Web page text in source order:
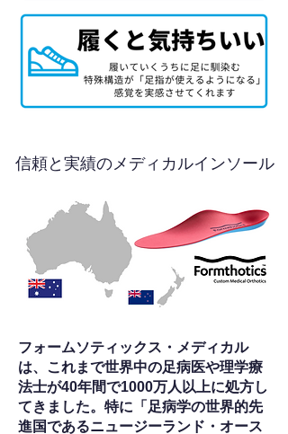
信頼と実績のメディカルインソール
フォームソティックス・メディカル
は、これまで世界中の足病医や理学療
法士が40年間で1000万人以上に処方し
てきました。特に「足病学の世界的先
進国であるニュージーランド・オース